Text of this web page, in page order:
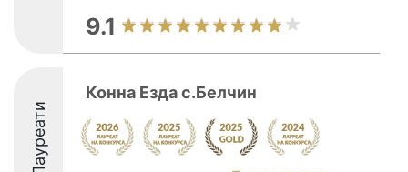
9.1
Лауреати
Конна Езда с.Белчин